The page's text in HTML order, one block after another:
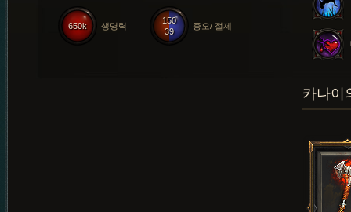
150
39
증오/ 절제
650k 생명력
카나이